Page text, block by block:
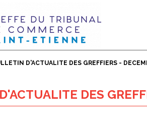
D'ACTUALITE DES GREFFIERS -
DES